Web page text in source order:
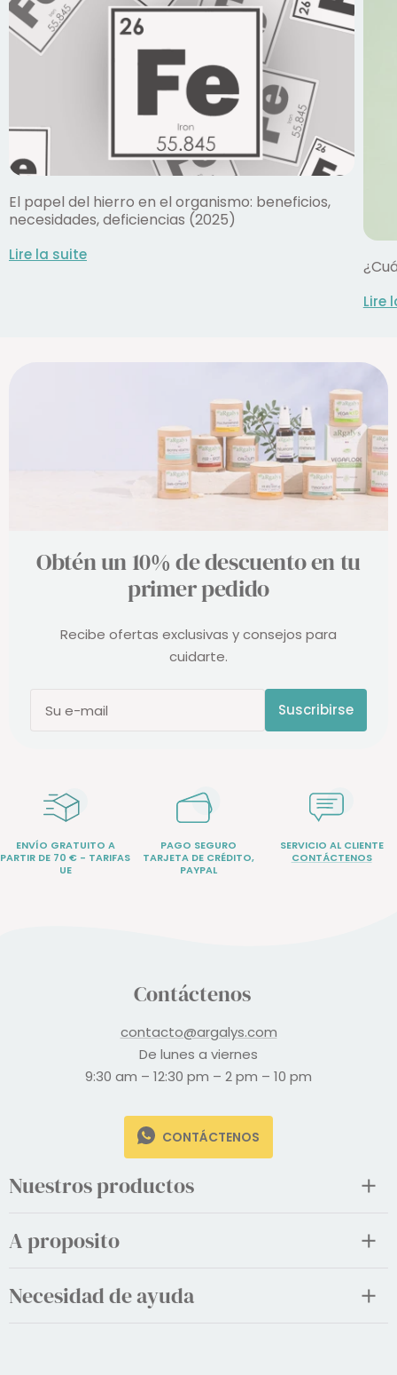
El papel del hierro en el organismo: beneficios,
necesidades, deficiencias (2025)
Obtén un 10% de descuento en tu
primer pedido
Recibe ofertas exclusivas y consejos para
ENVÍO GRATUITO A
PARTIR DE 70 € - TARIFAS
PAGO SEGURO
TARJETA DE CRÉDITO,
SERVICIO AL CLIENTE
Contáctenos
contacto@argalys.com
De lunes a viernes
9:30 am – 12:30 pm – 2 pm – 10 pm
Nuestros productos
A proposito
Necesidad de ayuda